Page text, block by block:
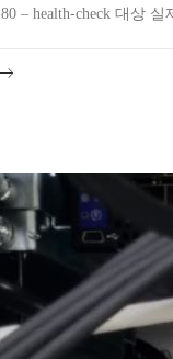
– health-check 대상